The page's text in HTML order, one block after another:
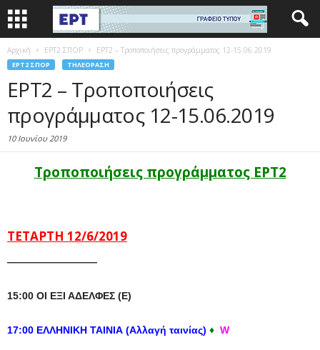
Αρχική EΡΤ2 ΣΠΟΡ ΕΡΤ2 – Τροποποιήσεις προγράμματος 12-15.06.2019
EΡΤ2 ΣΠΟΡ ΤΗΛΕΌΡΑΣΗ
ΕΡΤ2 – Τροποποιήσεις
προγράμματος 12-15.06.2019
10 Ιουνίου 2019
Τροποποιήσεις προγράμματος ΕΡΤ2
ΤΕΤΑΡΤΗ 12/6/2019
—————————
15:00 ΟΙ ΕΞΙ ΑΔΕΛΦΕΣ (Ε)
17:00 ΕΛΛΗΝΙΚΗ ΤΑΙΝΙΑ (Αλλαγή ταινίας) ♦ W